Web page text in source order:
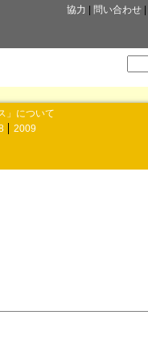
協力 問い合わせ
」について
2009